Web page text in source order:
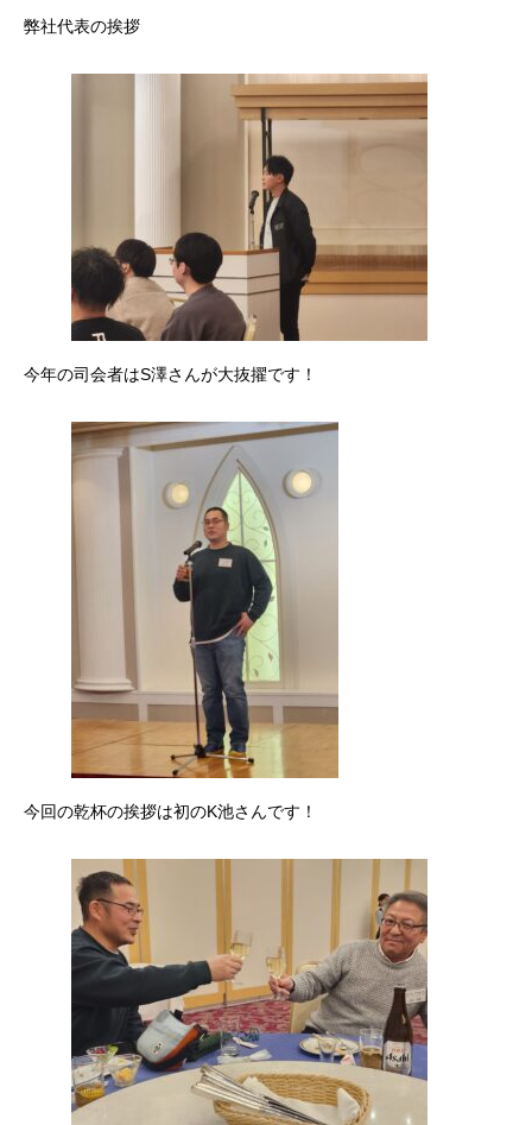
弊社代表の挨拶
今年の司会者はS澤さんが大抜擢です！
今回の乾杯の挨拶は初のK池さんです！